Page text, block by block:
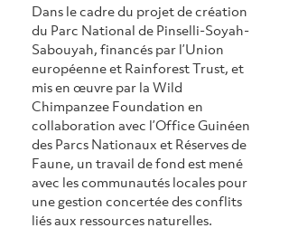
Dans le cadre du projet de création
du Parc National de Pinselli-Soyah-
Sabouyah, financés par l’Union
européenne et Rainforest Trust, et
mis en œuvre par la Wild
Chimpanzee Foundation en
collaboration avec l’Office Guinéen
des Parcs Nationaux et Réserves de
Faune, un travail de fond est mené
avec les communautés locales pour
une gestion concertée des conflits
liés aux ressources naturelles.